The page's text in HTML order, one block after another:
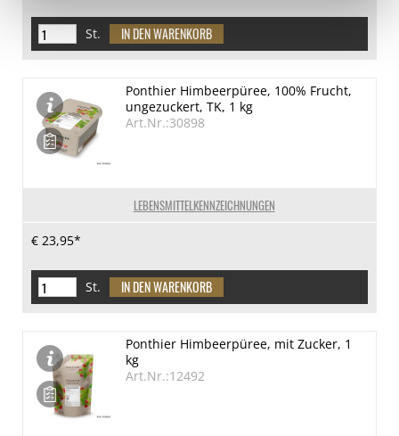
St.
LEBENSMITTELKENNZEICHNUNGEN
Ponthier Himbeerpüree, 100% Frucht,
ungezuckert, TK, 1 kg
Art.Nr.:30898
€ 23,95*
St.
Ponthier Himbeerpüree, mit Zucker, 1
kg
Art.Nr.:12492